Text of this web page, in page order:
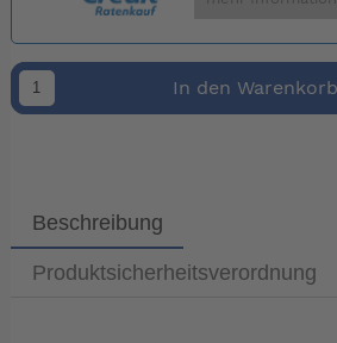
In den Warenkorb
Beschreibung
Produktsicherheitsverordnung